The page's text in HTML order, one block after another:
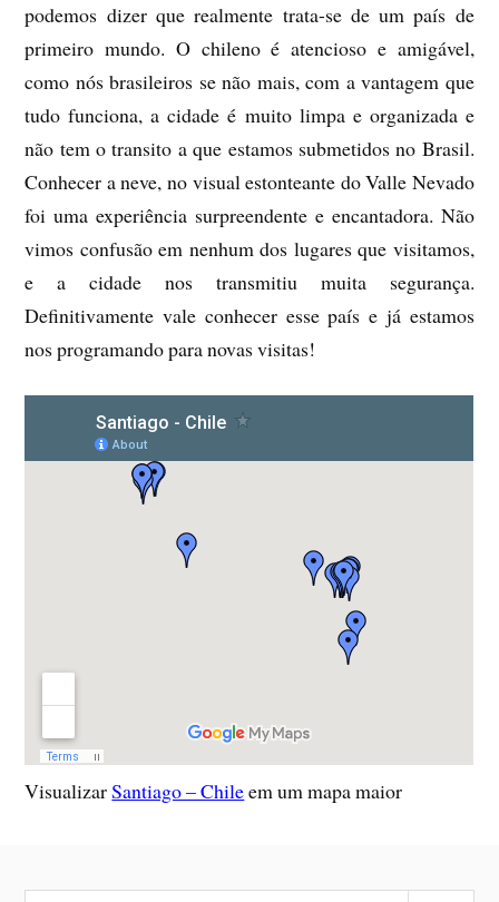
podemos dizer que realmente trata-se de um país de
primeiro mundo. O chileno é atencioso e amigável,
como nós brasileiros se não mais, com a vantagem que
tudo funciona, a cidade é muito limpa e organizada e
não tem o transito a que estamos submetidos no Brasil.
Conhecer a neve, no visual estonteante do Valle Nevado
foi uma experiência surpreendente e encantadora. Não
vimos confusão em nenhum dos lugares que visitamos,
e a cidade nos transmitiu muita segurança.
Definitivamente vale conhecer esse país e já estamos
nos programando para novas visitas!
VisualizarSantiago – Chileem um mapa maior